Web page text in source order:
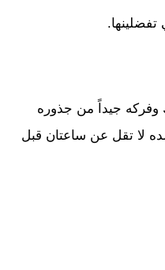
جيداً من جذوره
لا تقل عن ساعتان قبل